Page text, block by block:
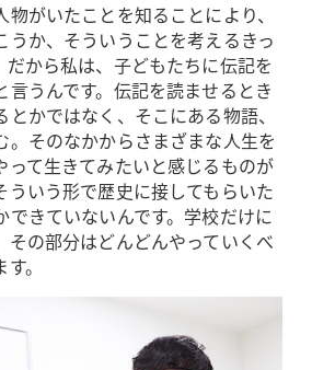
がいたことを知ることにより、
うか、そういうことを考えるきっ
だから私は、子どもたちに伝記を
言うんです。伝記を読ませるとき
かではなく、そこにある物語、
。そのなかからさまざまな人生を
って生きてみたいと感じるものが
ういう形で歴史に接してもらいた
できていないんです。学校だけに
その部分はどんどんやっていくべ
。